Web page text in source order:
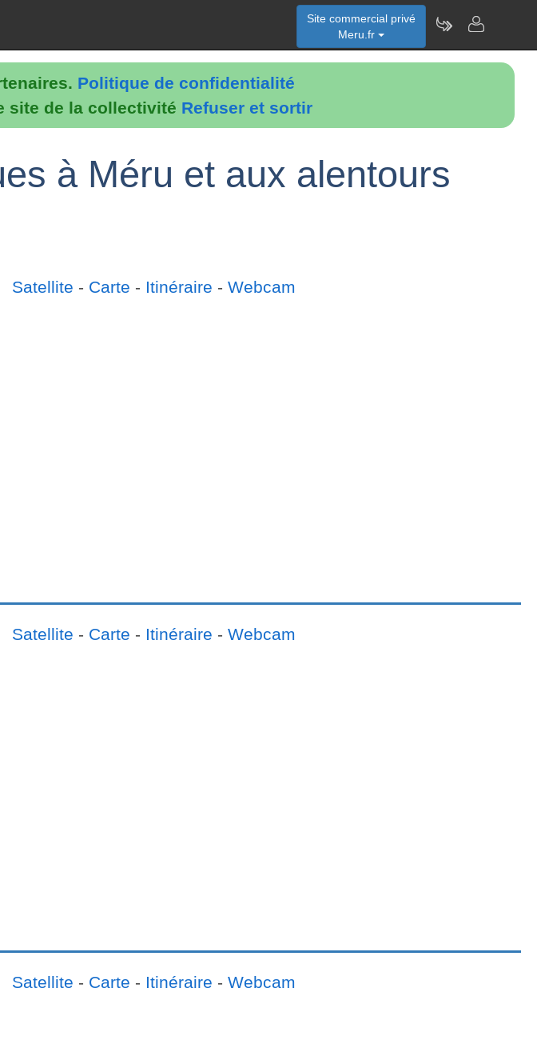
Politique de confidentialité
site de la collectivité Refuser et sortir
Site commercial privé
Meru.fr
à Méru et aux alentours
Satellite - Carte - Itinéraire - Webcam
Satellite - Carte - Itinéraire - Webcam
Satellite - Carte - Itinéraire - Webcam